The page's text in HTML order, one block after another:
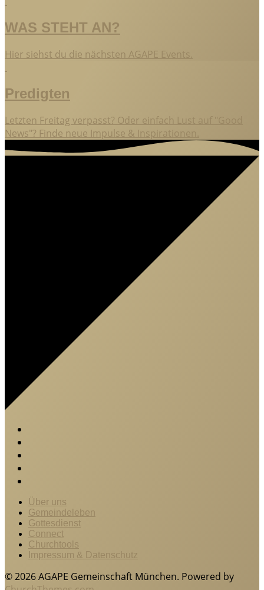
WAS STEHT AN?
Hier siehst du die nächsten AGAPE Events.
Predigten
Letzten Freitag verpasst? Oder einfach Lust auf "Good
News"? Finde neue Impulse & Inspirationen.
Über uns
Gemeindeleben
Gottesdienst
Connect
Churchtools
Impressum & Datenschutz
© 2026 AGAPE Gemeinschaft München. Powered by